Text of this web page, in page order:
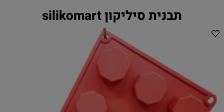
תבנית סיליקון silikomart